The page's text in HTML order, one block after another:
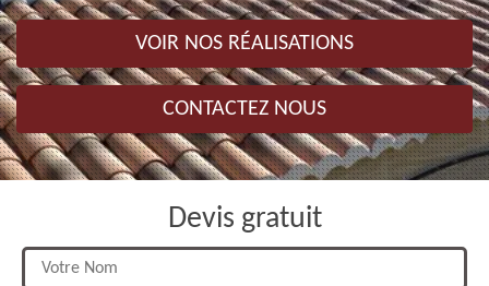
VOIR NOS RÉALISATIONS
CONTACTEZ NOUS
Devis gratuit